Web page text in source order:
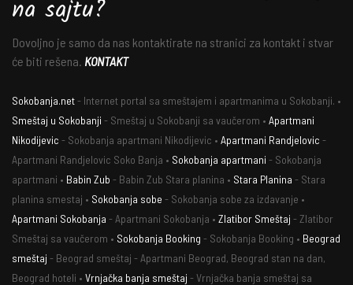
na sajtu?
Dovoljno je samo da nas kontaktirate na stranici za kontakt i stvar
će biti rešena. KONTAKT
Sokobanja.net- Internet portal sa smeštajem i apartmanima u Sokobanji. •
Smeštaj u Sokobanji - Smeštaj u Sokobanji sa vaučerom • Apartmani
Nikodijevic - Sokobanja apartmani Nikodijevic • Apartmani Randjelovic -
Apartmani Randjelovic Soko Banja • Sokobanja apartmani - Sokobanja
apartmani • Babin Zub - Babin Zub Stara planina • Stara Planina - Stara
planina smestaj • Sokobanja sobe - Sokobanja sobe za izdavanje •
Apartmani Sokobanja - Apartmani Sokobanja • Zlatibor Smeštaj - Zlatibor
Smeštaj sa vaučerom • Sokobanja Booking - Sokobanja Booking • Beograd
smeštaj - Beograd smeštaj - Apartmani Beograd, Beograd stan na dan,
Beograd hoteli • Vrnjačka banja smeštaj - Vrnjačka banja smeštaj sa